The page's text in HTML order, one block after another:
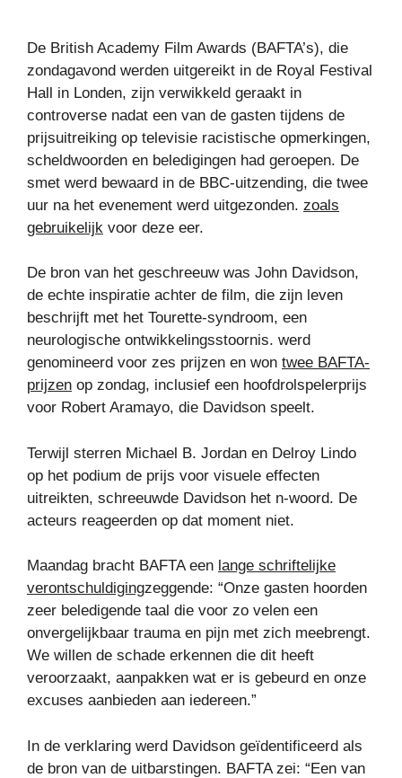
De British Academy Film Awards (BAFTA’s), die
zondagavond werden uitgereikt in de Royal Festival
Hall in Londen, zijn verwikkeld geraakt in
controverse nadat een van de gasten tijdens de
prijsuitreiking op televisie racistische opmerkingen,
scheldwoorden en beledigingen had geroepen. De
smet werd bewaard in de BBC-uitzending, die twee
uur na het evenement werd uitgezonden. zoals
gebruikelijk voor deze eer.
De bron van het geschreeuw was John Davidson,
de echte inspiratie achter de film, die zijn leven
beschrijft met het Tourette-syndroom, een
neurologische ontwikkelingsstoornis. werd
genomineerd voor zes prijzen en won twee BAFTA-
prijzen op zondag, inclusief een hoofdrolspelerprijs
voor Robert Aramayo, die Davidson speelt.
Terwijl sterren Michael B. Jordan en Delroy Lindo
op het podium de prijs voor visuele effecten
uitreikten, schreeuwde Davidson het n-woord. De
acteurs reageerden op dat moment niet.
Maandag bracht BAFTA een lange schriftelijke
verontschuldigingzeggende: “Onze gasten hoorden
zeer beledigende taal die voor zo velen een
onvergelijkbaar trauma en pijn met zich meebrengt.
We willen de schade erkennen die dit heeft
veroorzaakt, aanpakken wat er is gebeurd en onze
excuses aanbieden aan iedereen.”
In de verklaring werd Davidson geïdentificeerd als
de bron van de uitbarstingen. BAFTA zei: “Een van